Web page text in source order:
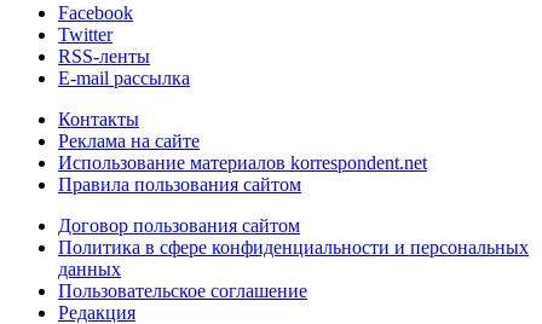
Facebook
Twitter
RSS-ленты
E-mail рассылка
Контакты
Реклама на сайте
Использование материалов korrespondent.net
Правила пользования сайтом
Договор пользования сайтом
Политика в сфере конфиденциальности и персональных
данных
Пользовательское соглашение
Редакция